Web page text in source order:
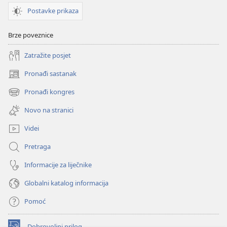
Postavke prikaza
Brze poveznice
Zatražite posjet
Pronađi sastanak
(otvara
se
novi
prozor)
Pronađi kongres
(otvara
se
novi
prozor)
Novo na stranici
Videi
Pretraga
Informacije za liječnike
Globalni katalog informacija
Pomoć